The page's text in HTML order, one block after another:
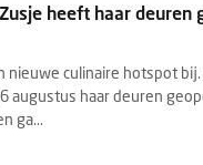
heeft haar deuren
nieuwe culinaire hotspot
augustus haar deuren
ga...